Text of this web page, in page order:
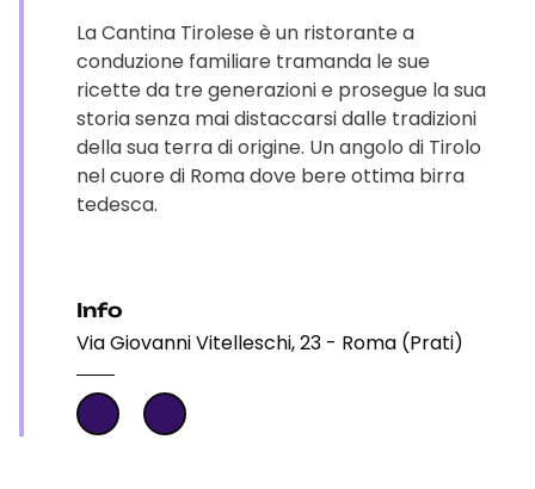
La Cantina Tirolese è un ristorante a
conduzione familiare tramanda le sue
ricette da tre generazioni e prosegue la sua
storia senza mai distaccarsi dalle tradizioni
della sua terra di origine. Un angolo di Tirolo
nel cuore di Roma dove bere ottima birra
tedesca.
Info
Via Giovanni Vitelleschi, 23 - Roma (Prati)